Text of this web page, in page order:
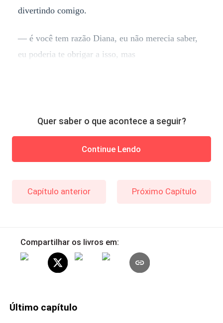
divertindo comigo.
— é você tem razão Diana, eu não merecia saber,
eu poderia te obrigar a isso, mas
Quer saber o que acontece a seguir?
Continue Lendo
Capítulo anterior Próximo Capítulo
Compartilhar os livros em:
Último capítulo